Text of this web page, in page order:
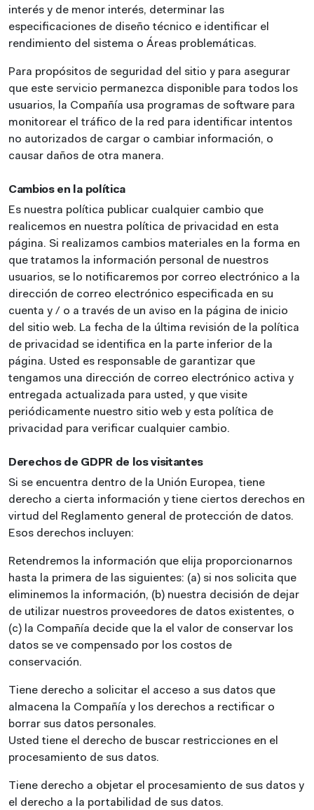
interés y de menor interés, determinar las
especificaciones de diseño técnico e identificar el
rendimiento del sistema o Áreas problemáticas.
Para propósitos de seguridad del sitio y para asegurar
que este servicio permanezca disponible para todos los
usuarios, la Compañía usa programas de software para
monitorear el tráfico de la red para identificar intentos
no autorizados de cargar o cambiar información, o
causar daños de otra manera.
Cambios en la política
Es nuestra política publicar cualquier cambio que
realicemos en nuestra política de privacidad en esta
página. Si realizamos cambios materiales en la forma en
que tratamos la información personal de nuestros
usuarios, se lo notificaremos por correo electrónico a la
dirección de correo electrónico especificada en su
cuenta y / o a través de un aviso en la página de inicio
del sitio web. La fecha de la última revisión de la política
de privacidad se identifica en la parte inferior de la
página. Usted es responsable de garantizar que
tengamos una dirección de correo electrónico activa y
entregada actualizada para usted, y que visite
periódicamente nuestro sitio web y esta política de
privacidad para verificar cualquier cambio.
Derechos de GDPR de los visitantes
Si se encuentra dentro de la Unión Europea, tiene
derecho a cierta información y tiene ciertos derechos en
virtud del Reglamento general de protección de datos.
Esos derechos incluyen:
Retendremos la información que elija proporcionarnos
hasta la primera de las siguientes: (a) si nos solicita que
eliminemos la información, (b) nuestra decisión de dejar
de utilizar nuestros proveedores de datos existentes, o
(c) la Compañía decide que la el valor de conservar los
datos se ve compensado por los costos de
conservación.
Tiene derecho a solicitar el acceso a sus datos que
almacena la Compañía y los derechos a rectificar o
borrar sus datos personales.
Usted tiene el derecho de buscar restricciones en el
procesamiento de sus datos.
Tiene derecho a objetar el procesamiento de sus datos y
el derecho a la portabilidad de sus datos.